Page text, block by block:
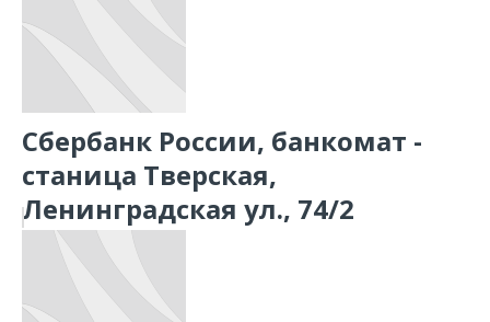
Сбербанк России, банкомат -
станица Тверская,
Ленинградская ул., 74/2